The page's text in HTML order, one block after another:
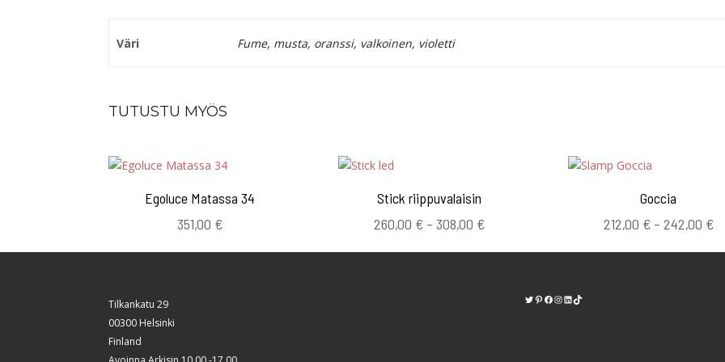
Väri Fume, musta, oranssi, valkoinen, violetti
TUTUSTU MYÖS
Egoluce Matassa 34
351,00 €
Stick riippuvalaisin
260,00 € – 308,00 €Hintaluokka:
Goccia
212,00 € – 242,00 €
Tilkankatu 29
00300 Helsinki
Finland
Twitter
Pinterest
https://www.facebook.com/kodinvalaisin/
Instagram
LinkedIn
TikTok